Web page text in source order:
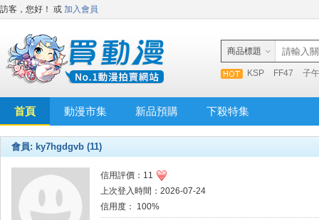
訪客，您好！ 或 加入會員
商品標題
KSP FF47 子
首頁 動漫市集 新品預購 下殺特集
會員: ky7hgdgvb (11)
信用評價：11
上次登入時間：2026-07-24
信用度： 100%